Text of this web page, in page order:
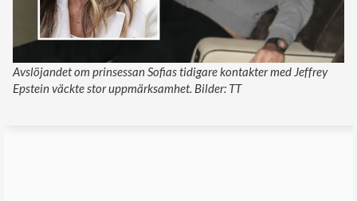
Avslöjandet om prinsessan Sofias tidigare kontakter med Jeffrey
Epstein väckte stor uppmärksamhet. Bilder: TT